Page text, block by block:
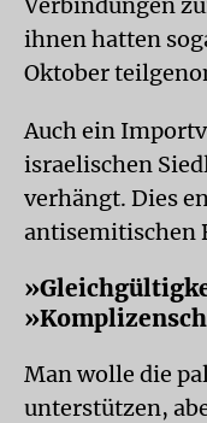
ihnen hatten
Oktober
Auch ein
israelischen
verhängt. Dies
antisemitischen
Man wolle die
unterstützen,